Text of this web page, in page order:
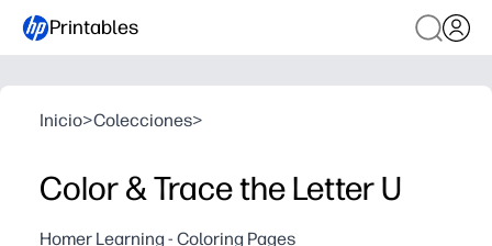
Printables
Inicio>Colecciones>
Color & Trace the Letter U
Homer Learning - Coloring Pages